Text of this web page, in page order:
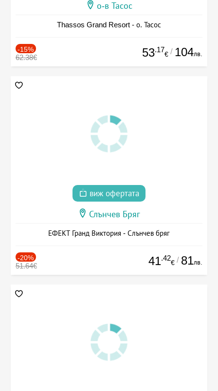
о-в Тасос
Thassos Grand Resort - о. Тасос
-15%
62.38€ 53.17
€ / 104лв.
виж офертата
Слънчев Бряг
ЕФЕКТ Гранд Виктория - Слънчев бряг
-20%
51.64€ 41.42
€ / 81лв.